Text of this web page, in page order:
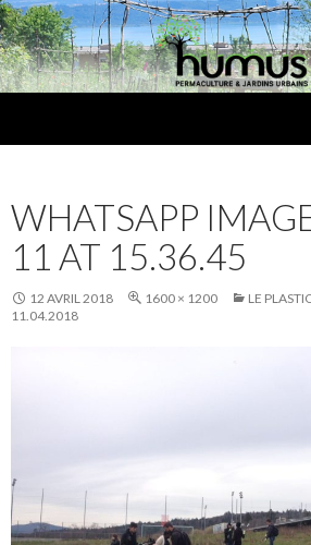
WHATSAPP
11 AT 15.36.45
12 AVRIL 2018 1600 × 1200
LE
11.04.2018